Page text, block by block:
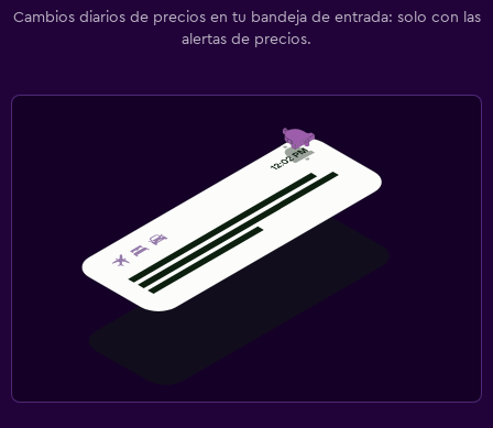
Cambios diarios de precios en tu bandeja de entrada: solo con las
alertas de precios.